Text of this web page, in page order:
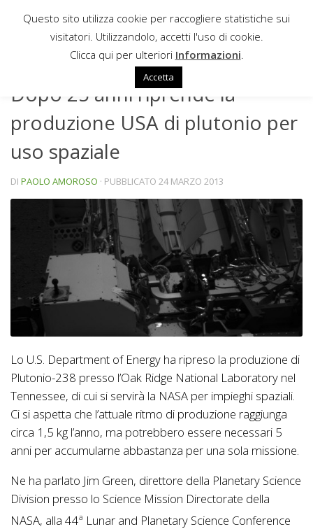
Sotto il contenuto
Dopo 25 anni riprende la
produzione USA di plutonio per
uso spaziale
DI PAOLO AMOROSO · PUBBLICATO 24 MARZO 2013
Lo U.S. Department of Energy ha ripreso la produzione di
Plutonio-238 presso l’Oak Ridge National Laboratory nel
Tennessee, di cui si servirà la NASA per impieghi spaziali.
Ci si aspetta che l’attuale ritmo di produzione raggiunga
circa 1,5 kg l’anno, ma potrebbero essere necessari 5
anni per accumularne abbastanza per una sola missione.
Ne ha parlato Jim Green, direttore della Planetary Science
Division presso lo Science Mission Directorate della
NASA, alla 44a Lunar and Planetary Science Conference
Questo sito utilizza cookie per raccogliere statistiche sui
visitatori. Utilizzandolo, accetti l'uso di cookie.
Clicca qui per ulteriori Informazioni
Accetta